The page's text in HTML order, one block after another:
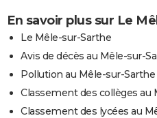
En savoir plus sur Le
Le Mêle-sur-Sarthe
Avis de décès au Mêle-sur-
Pollution au Mêle-sur-Sarthe
Classement des collèges au
Classement des lycées au